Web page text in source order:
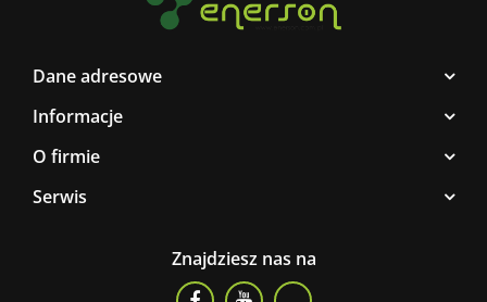
Dane adresowe
Informacje
O firmie
Serwis
Znajdziesz nas na